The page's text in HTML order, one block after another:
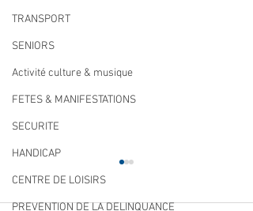
TRANSPORT
SENIORS
Activité culture & musique
FETES & MANIFESTATIONS
SECURITE
HANDICAP
CENTRE DE LOISIRS
PREVENTION DE LA DELINQUANCE